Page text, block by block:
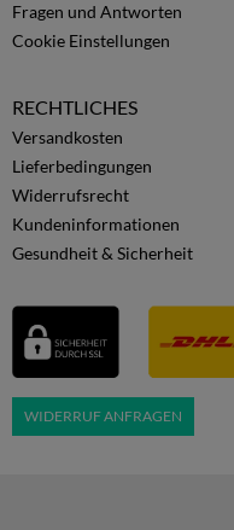
Fragen und Antworten
Cookie Einstellungen
RECHTLICHES
Versandkosten
Lieferbedingungen
Widerrufsrecht
Kundeninformationen
Gesundheit & Sicherheit
WIDERRUF ANFRAGEN